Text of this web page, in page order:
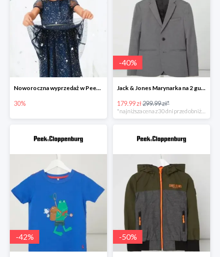
Noworoczna wyprzedaż w Peek&Cloppenburg do -30%
30%
-40%
Jack & Jones Marynarka na 2 guziki z ozdobnymi wypustkami model ‘Steven’ -40%
179.99 zł299.99 zł*
-42% -50%